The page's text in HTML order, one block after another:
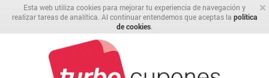
×
Esta web utiliza cookies para mejorar tu experiencia de navegación y
realizar tareas de analítica. Al continuar entendemos que aceptas la política
de cookies